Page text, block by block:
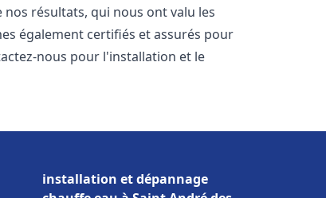
résultats, qui nous ont valu les
également certifiés et assurés pour
nous pour l'installation et le
installation et dépannage